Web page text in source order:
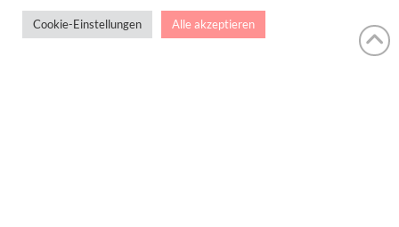
Cookie-Einstellungen Alle akzeptieren